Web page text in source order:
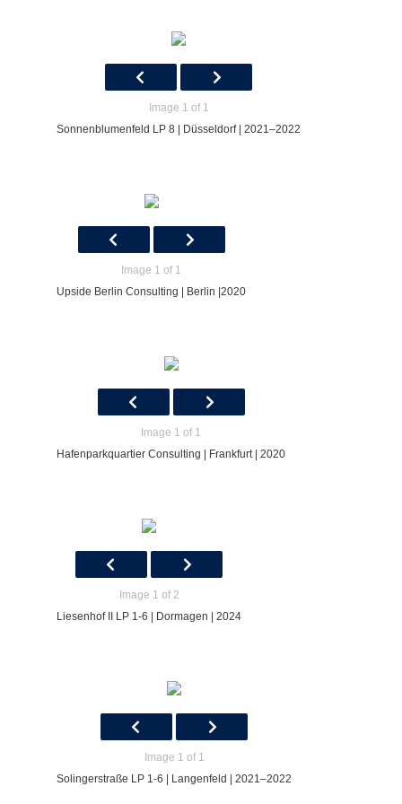
Image 1 of 1
Sonnenblumenfeld LP 8 | Düsseldorf | 2021–2022
Image 1 of 1
Upside Berlin Consulting | Berlin |2020
Image 1 of 1
Hafenparkquartier Consulting | Frankfurt | 2020
Image 1 of 2
Liesenhof II LP 1-6 | Dormagen | 2024
Image 1 of 1
Solingerstraße LP 1-6 | Langenfeld | 2021–2022